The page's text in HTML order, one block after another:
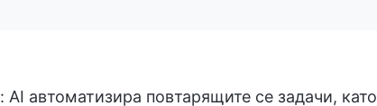
: AI автоматизира повтарящите се задачи, като